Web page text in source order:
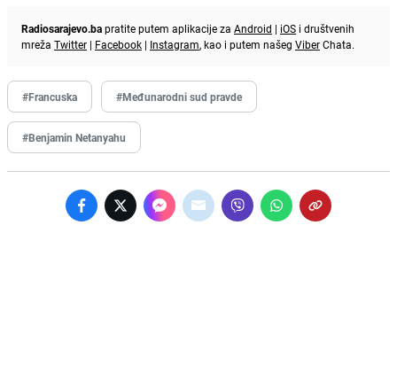
Radiosarajevo.bapratite putem aplikacije za Android | iOS i društvenih
mreža Twitter | Facebook | Instagram, kao i putem našeg ViberChata.
#Francuska #Međunarodni sud pravde
#Benjamin Netanyahu